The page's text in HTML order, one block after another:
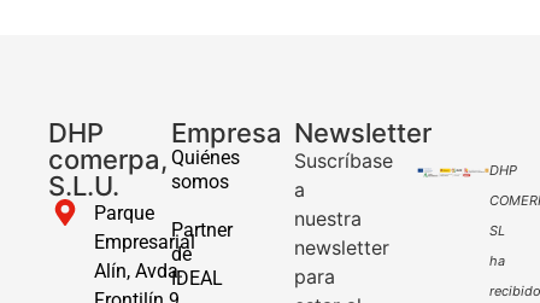
DHP
comerpa,
S.L.U.
Parque
Empresarial
Alín, Avda.
Empresa
Quiénes
somos
Partner
de
IDEAL
Newsletter
Suscríbase
a
nuestra
newsletter
para
DHP
SL
ha
recibido